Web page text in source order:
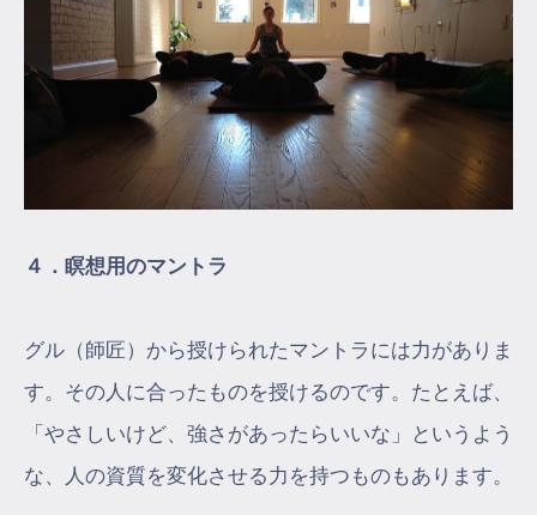
特定商取引にかかわる表示
プライバシーポリシー
４．瞑想用のマントラ
グル（師匠）から授けられたマントラには力がありま
す。その人に合ったものを授けるのです。たとえば、
「やさしいけど、強さがあったらいいな」というよう
な、人の資質を変化させる力を持つものもあります。